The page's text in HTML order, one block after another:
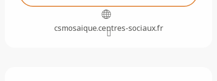
csmosaique.centres-sociaux.fr